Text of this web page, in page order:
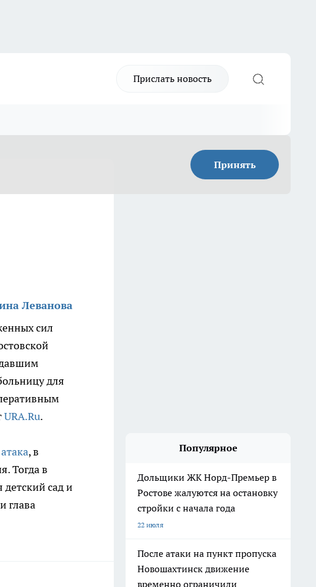
Прислать новость
Принять
Леванова
сил
для
URA.Ru.
, в
Тогда в
сад и
глава
Популярное
Дольщики ЖК Норд-Премьер в
Ростове жалуются на остановку
стройки с начала года
22 июля
После атаки на пункт пропуска
Новошахтинск движение
временно ограничили